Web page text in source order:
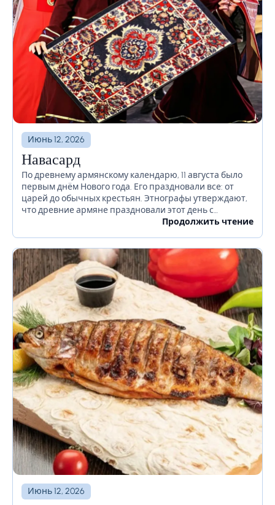
Июнь 12, 2026
Навасард
По древнему армянскому календарю, 11 августа было
первым днём Нового года. Его праздновали все: от
царей до обычных крестьян. Этнографы утверждают,
что древние армяне праздновали этот день с
танцами, песнями, традиционными забавами. Этот
Продолжить чтение
Июнь 12, 2026